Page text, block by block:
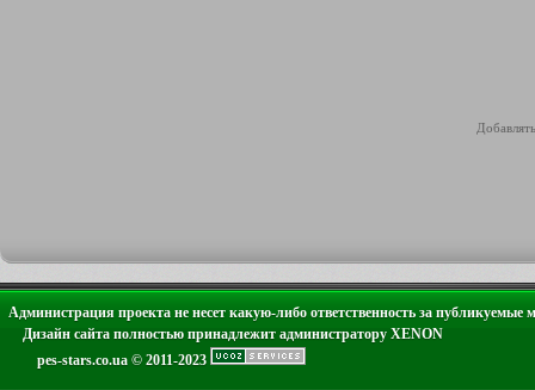
Администрация проекта не несет какую-либо ответственность за публикуемые
Дизайн сайта полностью принадлежит администратору XENON
pes-stars.co.ua © 2011-2023